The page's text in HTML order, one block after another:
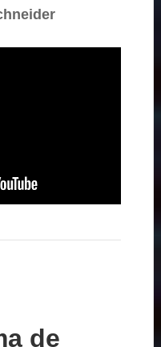
de